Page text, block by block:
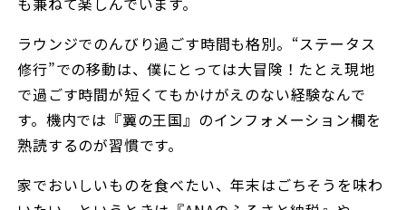
ラウンジでのんびり過ごす時間も格別。“ステータス
修行”での移動は、僕にとっては大冒険！たとえ現地
で過ごす時間が短くてもかけがえのない経験なんで
す。機内では『翼の王国』のインフォメーション欄を
熟読するのが習慣です。
家でおいしいものを食べたい、年末はごちそうを味わ